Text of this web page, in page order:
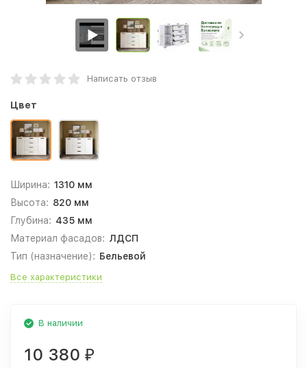
Написать отзыв
Цвет
Ширина: 1310 мм
Высота: 820 мм
Глубина: 435 мм
Материал фасадов: ЛДСП
Тип (назначение): Бельевой
Все характеристики
В наличии
10 380 ₽